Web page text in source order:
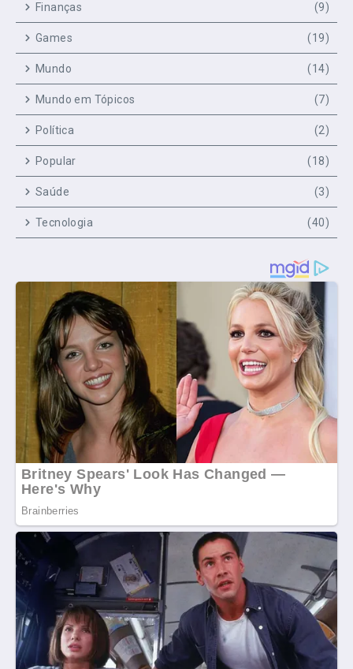
Finanças (9)
Games (19)
Mundo (14)
Mundo em Tópicos (7)
Política (2)
Popular (18)
Saúde (3)
Tecnologia (40)